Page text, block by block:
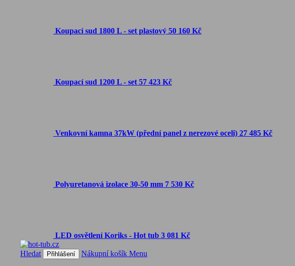
Koupací sud 1800 L - set plastový 50 160 Kč
Koupací sud 1200 L - set 57 423 Kč
Venkovní kamna 37kW (přední panel z nerezové oceli) 27 485 Kč
Polyuretanová izolace 30-50 mm 7 530 Kč
LED osvětlení Koriks - Hot tub 3 081 Kč
Hledat Přihlášení Nákupní košík Menu